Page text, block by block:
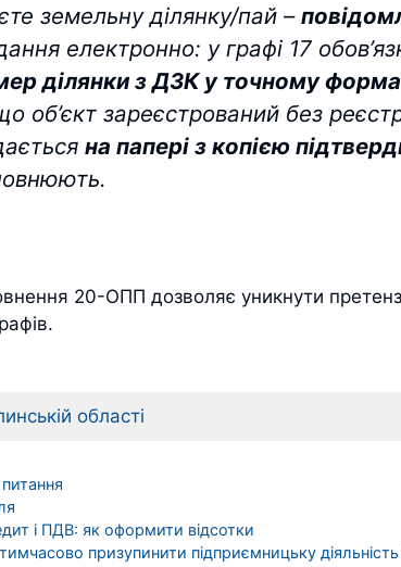
земельну ділянку/пай –
електронно: у графі 17
ділянки з ДЗК у точному
об’єкт зареєстрований без
на папері з копією
20-ОПП дозволяє уникнути
області
питання
і ПДВ: як оформити відсотки
призупинити підприємницьку